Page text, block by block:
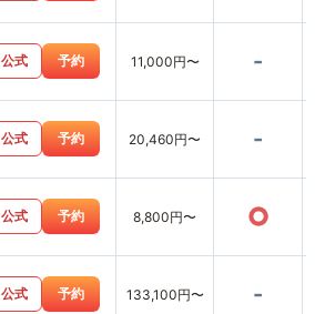
公式 予約 11,000円〜 -
公式 予約 20,460円〜 -
公式 予約 8,800円〜 ○
公式 予約 133,100円〜 -